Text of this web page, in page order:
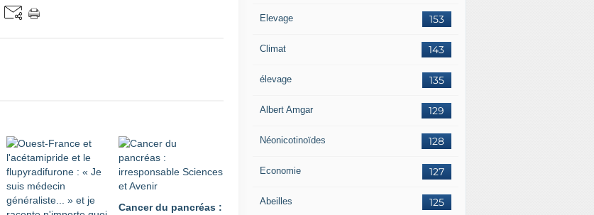
Cancer du pancréas :
153
Elevage
143
Climat
135
élevage
129
Albert Amgar
128
Néonicotinoïdes
127
Economie
125
Abeilles